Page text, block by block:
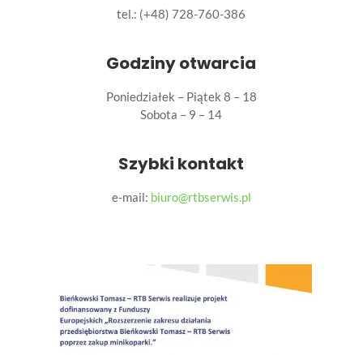
tel.: (+48) 728-760-386
Godziny otwarcia
Poniedziałek – Piątek 8 – 18
Sobota – 9 – 14
Szybki kontakt
e-mail: biuro@rtbserwis.pl